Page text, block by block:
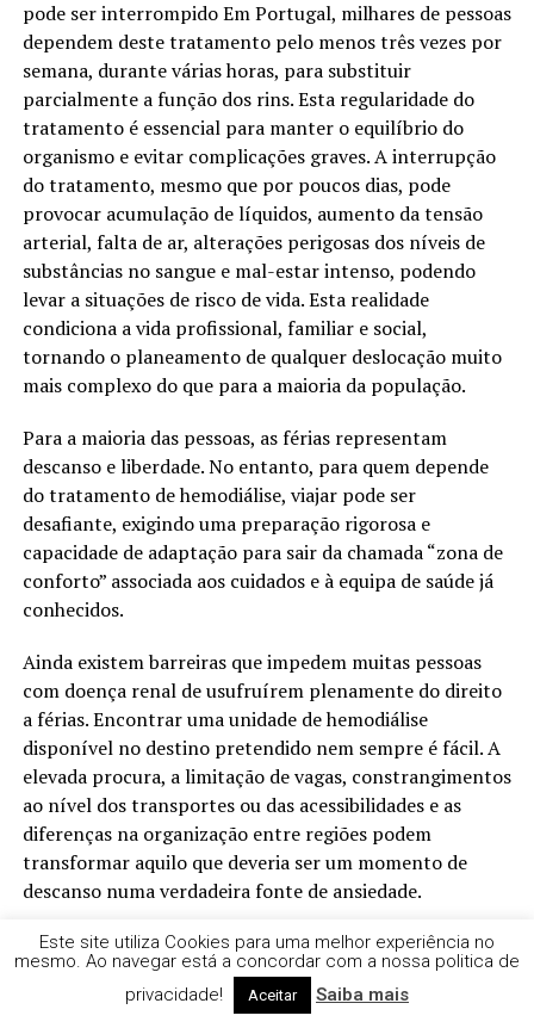
pode ser interrompido Em Portugal, milhares de pessoas
dependem deste tratamento pelo menos três vezes por
semana, durante várias horas, para substituir
parcialmente a função dos rins. Esta regularidade do
tratamento é essencial para manter o equilíbrio do
organismo e evitar complicações graves. A interrupção
do tratamento, mesmo que por poucos dias, pode
provocar acumulação de líquidos, aumento da tensão
arterial, falta de ar, alterações perigosas dos níveis de
substâncias no sangue e mal-estar intenso, podendo
levar a situações de risco de vida. Esta realidade
condiciona a vida profissional, familiar e social,
tornando o planeamento de qualquer deslocação muito
mais complexo do que para a maioria da população.
Para a maioria das pessoas, as férias representam
descanso e liberdade. No entanto, para quem depende
do tratamento de hemodiálise, viajar pode ser
desafiante, exigindo uma preparação rigorosa e
capacidade de adaptação para sair da chamada “zona de
conforto” associada aos cuidados e à equipa de saúde já
conhecidos.
Ainda existem barreiras que impedem muitas pessoas
com doença renal de usufruírem plenamente do direito
a férias. Encontrar uma unidade de hemodiálise
disponível no destino pretendido nem sempre é fácil. A
elevada procura, a limitação de vagas, constrangimentos
ao nível dos transportes ou das acessibilidades e as
diferenças na organização entre regiões podem
transformar aquilo que deveria ser um momento de
descanso numa verdadeira fonte de ansiedade.
É por isso que o planeamento antecipado é tão
importante. Quanto mais cedo forem realizados os
contactos entre a unidade de hemodiálise de origem e a
Este site utiliza Cookies para uma melhor experiência no
mesmo. Ao navegar está a concordar com a nossa politica de
privacidade!
Aceitar Saiba mais